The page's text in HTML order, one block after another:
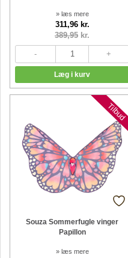
» læs mere
311,96 kr.
389,95 kr.
Souza Sommerfugle vinger
Papillon
» læs mere
Tilbud